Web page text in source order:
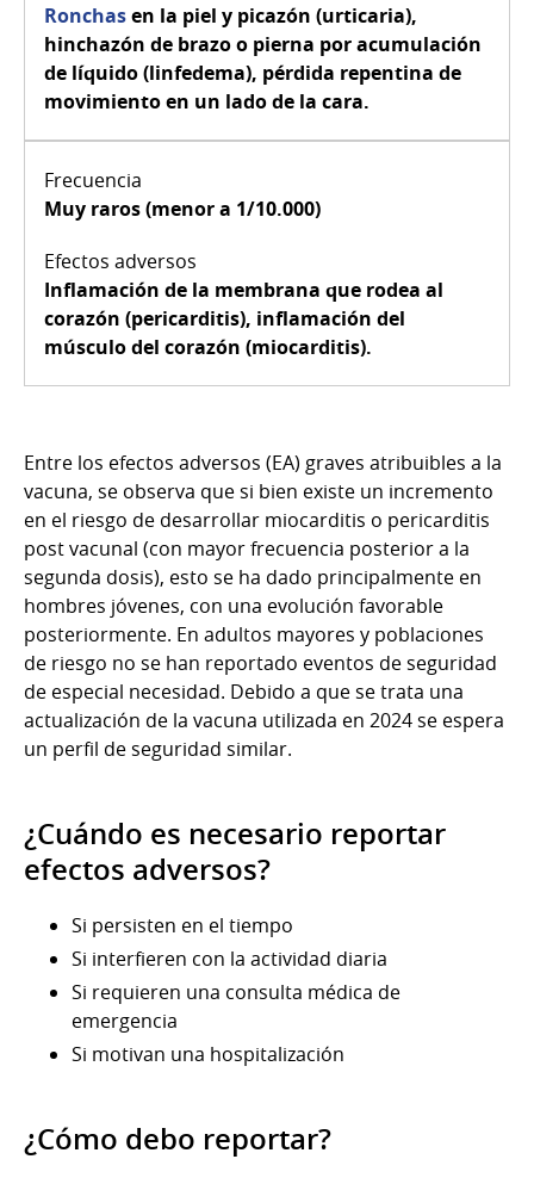
Ronchasen la piel y picazón (urticaria),
hinchazón de brazo o pierna por acumulación
de líquido (linfedema), pérdida repentina de
movimiento en un lado de la cara.
Muy raros (menor a 1/10.000)
Inflamación de la membrana que rodea al
corazón (pericarditis), inflamación del
músculo del corazón (miocarditis).
Entre los efectos adversos (EA) graves atribuibles a la
vacuna, se observa que si bien existe un incremento
en el riesgo de desarrollar miocarditis o pericarditis
post vacunal (con mayor frecuencia posterior a la
segunda dosis), esto se ha dado principalmente en
hombres jóvenes, con una evolución favorable
posteriormente. En adultos mayores y poblaciones
de riesgo no se han reportado eventos de seguridad
de especial necesidad. Debido a que se trata una
actualización de la vacuna utilizada en 2024 se espera
un perfil de seguridad similar.
¿Cuándo es necesario reportar
efectos adversos?
Si persisten en el tiempo
Si interfieren con la actividad diaria
Si requieren una consulta médica de
emergencia
Si motivan una hospitalización
¿Cómo debo reportar?